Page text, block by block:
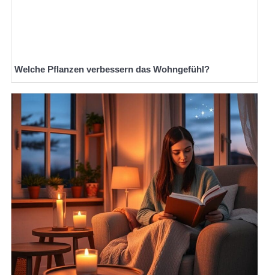
Welche Pflanzen verbessern das Wohngefühl?